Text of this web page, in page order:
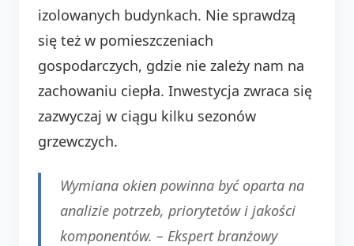
izolowanych budynkach. Nie sprawdzą
się też w pomieszczeniach
gospodarczych, gdzie nie zależy nam na
zachowaniu ciepła. Inwestycja zwraca się
zazwyczaj w ciągu kilku sezonów
grzewczych.
Wymiana okien powinna być oparta na
analizie potrzeb, priorytetów i jakości
komponentów. – Ekspert branżowy